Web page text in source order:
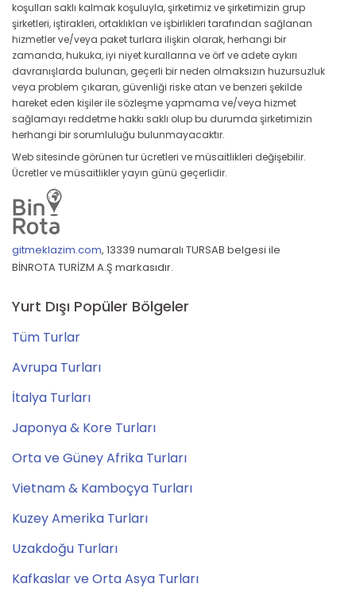
koşulları saklı kalmak koşuluyla, şirketimiz ve şirketimizin grup
şirketleri, iştirakleri, ortaklıkları ve işbirlikleri tarafından sağlanan
hizmetler ve/veya paket turlara ilişkin olarak, herhangi bir
zamanda, hukuka, iyi niyet kurallarına ve örf ve adete aykırı
davranışlarda bulunan, geçerli bir neden olmaksızın huzursuzluk
veya problem çıkaran, güvenliği riske atan ve benzeri şekilde
hareket eden kişiler ile sözleşme yapmama ve/veya hizmet
sağlamayı reddetme hakkı saklı olup bu durumda şirketimizin
herhangi bir sorumluluğu bulunmayacaktır.
Web sitesinde görünen tur ücretleri ve müsaitlikleri değişebilir.
Ücretler ve müsaitlikler yayın günü geçerlidir.
gitmeklazim.com, 13339 numaralı TURSAB belgesi ile
BİNROTA TURİZM A.Ş markasıdır.
Yurt Dışı Popüler Bölgeler
Tüm Turlar
Avrupa Turları
İtalya Turları
Japonya & Kore Turları
Orta ve Güney Afrika Turları
Vietnam & Kamboçya Turları
Kuzey Amerika Turları
Uzakdoğu Turları
Kafkaslar ve Orta Asya Turları